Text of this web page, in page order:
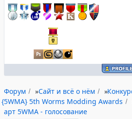
Форум »Сайт и всё о нём »
{5WMA} 5th Worms Modding Awards
арт 5WMA - голосование